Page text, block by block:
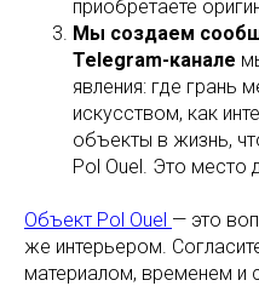
приобретаете
Мы создаем
Telegram-канале
явления: где грань
искусством, как
объекты в жизнь,
Pol Ouel. Это место
Объект Pol Ouel — это
же интерьером.
материалом, временем и